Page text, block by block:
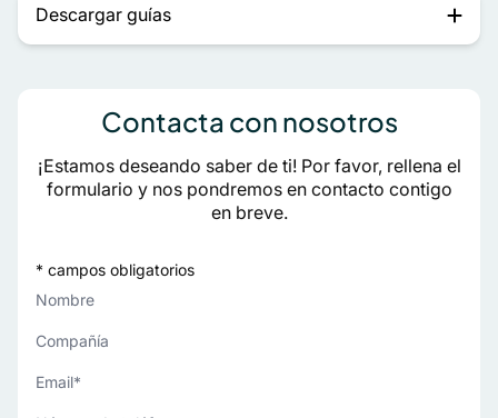
Descargar guías
Contacta con nosotros
¡Estamos deseando saber de ti! Por favor, rellena el
formulario y nos pondremos en contacto contigo
en breve.
* campos obligatorios
Nombre
Compañía
Email